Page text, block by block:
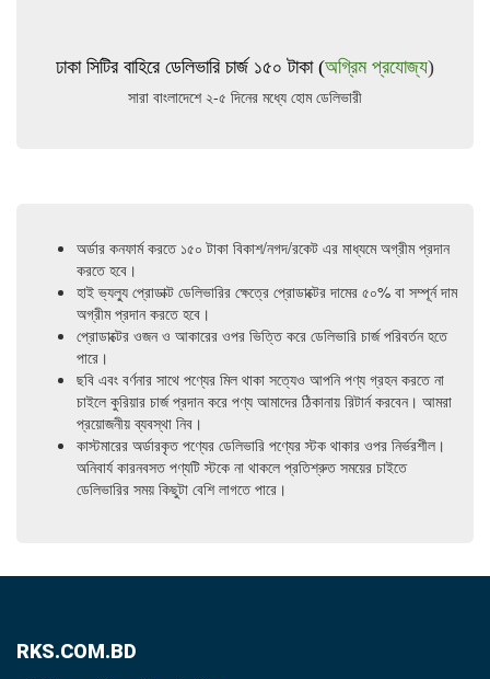
ঢাকা সিটির বাহিরে ডেলিভারি চার্জ ১৫০ টাকা (অগ্রিম প্রযোজ্য)
সারা বাংলাদেশে ২-৫ দিনের মধ্যে হোম ডেলিভারী
অর্ডার কনফার্ম করতে ১৫০ টাকা বিকাশ/নগদ/রকেট এর মাধ্যমে অগ্রীম প্রদান
করতে হবে।
হাই ভ্যল্যু প্রোডাক্ট ডেলিভারির ক্ষেত্রে প্রোডাক্টের দামের ৫০% বা সম্পূর্ন দাম
অগ্রীম প্রদান করতে হবে।
প্রোডাক্টের ওজন ও আকারের ওপর ভিত্তি করে ডেলিভারি চার্জ পরিবর্তন হতে
পারে।
ছবি এবং বর্ণনার সাথে পণ্যের মিল থাকা সত্যেও আপনি পণ্য গ্রহন করতে না
চাইলে কুরিয়ার চার্জ প্রদান করে পণ্য আমাদের ঠিকানায় রিটার্ন করবেন। আমরা
প্রয়োজনীয় ব্যবস্থা নিব।
কাস্টমারের অর্ডারকৃত পণ্যের ডেলিভারি পণ্যের স্টক থাকার ওপর নির্ভরশীল।
অনিবার্য কারনবসত পণ্যটি স্টকে না থাকলে প্রতিশ্রুত সময়ের চাইতে
ডেলিভারির সময় কিছুটা বেশি লাগতে পারে।
RKS.COM.BD